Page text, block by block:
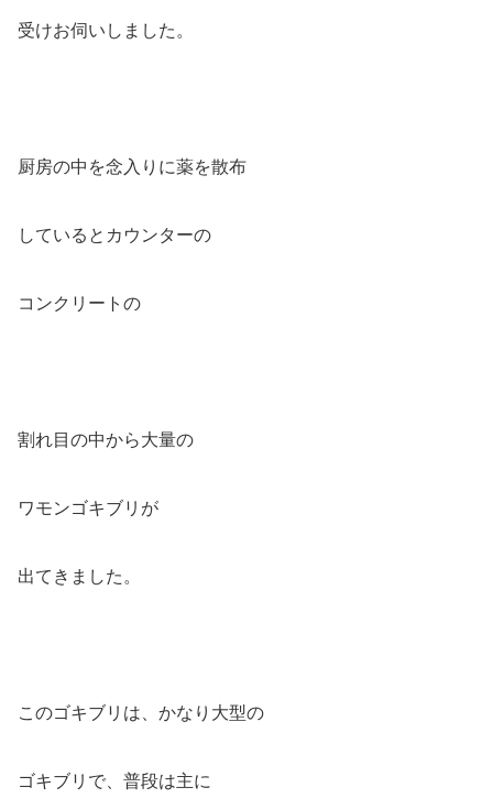
受けお伺いしました。
厨房の中を念入りに薬を散布
しているとカウンターの
コンクリートの
割れ目の中から大量の
ワモンゴキブリが
出てきました。
このゴキブリは、かなり大型の
ゴキブリで、普段は主に